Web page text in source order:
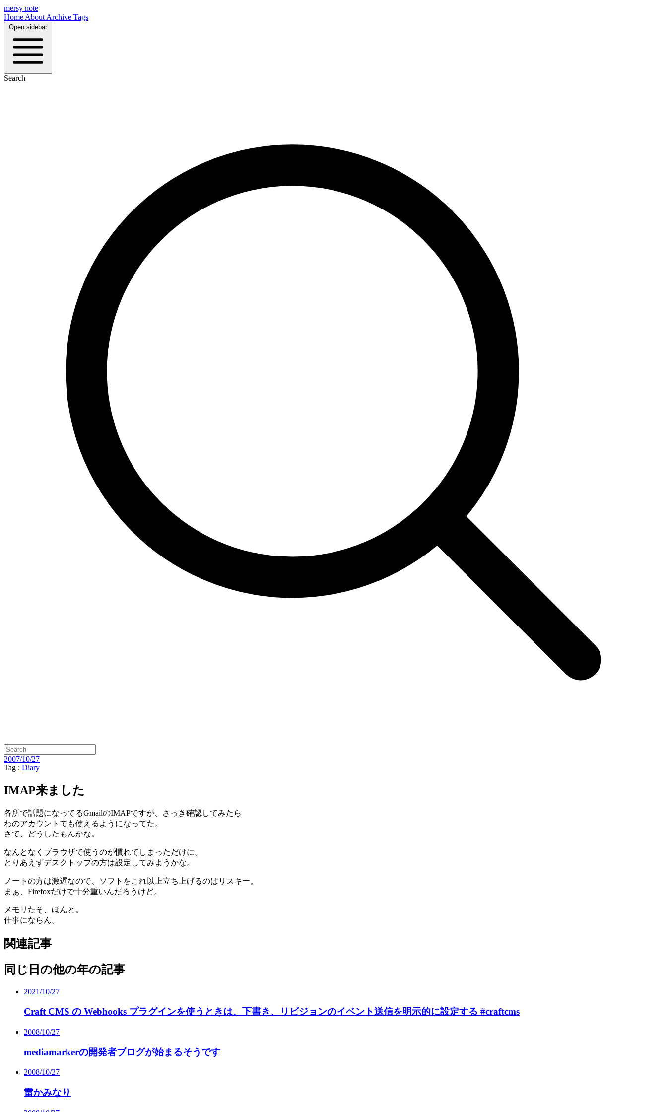
mersy note
Home About Archive Tags
Open sidebar
Search
2007/10/27
Tag : Diary
IMAP来ました
各所で話題になってるGmailのIMAPですが、さっき確認してみたら
わのアカウントでも使えるようになってた。
さて、どうしたもんかな。
なんとなくブラウザで使うのが慣れてしまっただけに。
とりあえずデスクトップの方は設定してみようかな。
ノートの方は激遅なので、ソフトをこれ以上立ち上げるのはリスキー。
まぁ、Firefoxだけで十分重いんだろうけど。
メモリたそ、ほんと。
仕事にならん。
関連記事
同じ日の他の年の記事
2021/10/27
Craft CMS の Webhooks プラグインを使うときは、下書き、リビジョンのイベント送信を明示的に設定する #craftcms
2008/10/27
mediamarkerの開発者ブログが始まるそうです
2008/10/27
雷かみなり